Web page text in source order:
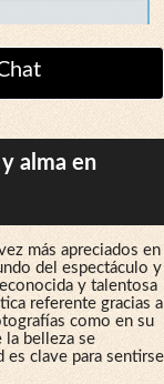
alma en
más apreciados en
del espectáculo y
y talentosa
referente gracias a
como en su
la belleza se
es clave para sentirse